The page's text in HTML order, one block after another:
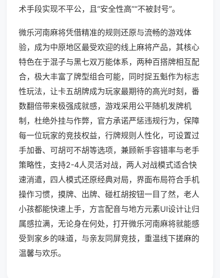
术手段实现不平公，且“安全性高”“不被封号”。
微乐河南麻将凭借精准的规则还原与流畅的游戏体
验，成为中原地区最受欢迎的线上麻将产品，其核心
特色在于混子与黑七双万能体系，两种百搭牌相互配
合，极大丰富了牌型组合可能，同时捉五魁作为标志
性玩法，让卡五胡牌成为玩家最期待的高光时刻，番
数翻倍带来极强成就感，游戏采用公平随机发牌机
制，杜绝外挂与作弊，官方承诺严惩违规行为，保障
每一位玩家的竞技权益，行牌规则人性化，可设置过
手加番、可胡可不胡等选项，兼顾新手容错率与老手
策略性，支持2-4人灵活对战，两人对战模式适合快
速消遣，四人模式还原经典对局，界面布局符合手机
操作习惯，摸牌、出牌、碰杠胡按钮一目了然，老人
小孩都能快速上手，方言配音与地方元素UI设计让归
属感拉满，无论身在何处，打开微乐河南麻将就能感
受到家乡的味道，与亲友同屏竞技，重温线下搓麻的
温馨与欢乐。